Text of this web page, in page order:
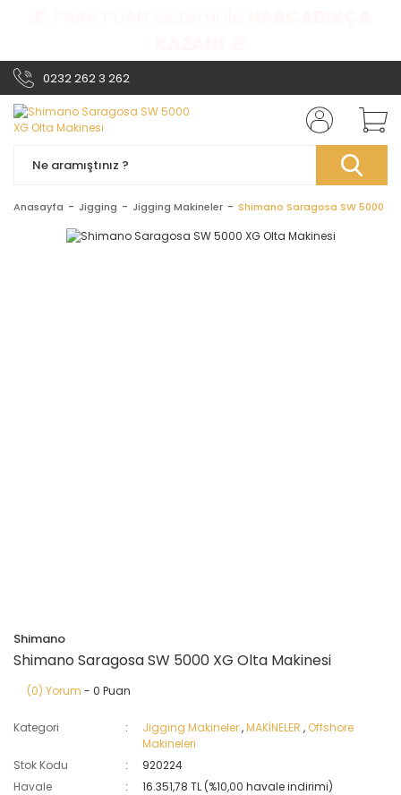
0232 262 3 262
Anasayfa Jigging Jigging Makineler Shimano Saragosa SW 5000
Shimano
Shimano Saragosa SW 5000 XG Olta Makinesi
(0) Yorum - 0 Puan
Kategori Jigging Makineler,MAKİNELER , Offshore
Makineleri
Stok Kodu
920224
Havale
16.351,78 TL (%10,00 havale indirimi)